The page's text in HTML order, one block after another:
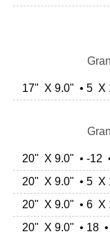
17" X 9.0" • 5 X
20" X 9.0" • -12
20" X 9.0" • 5 X
20" X 9.0" • 6 X
20" X 9.0" • 18